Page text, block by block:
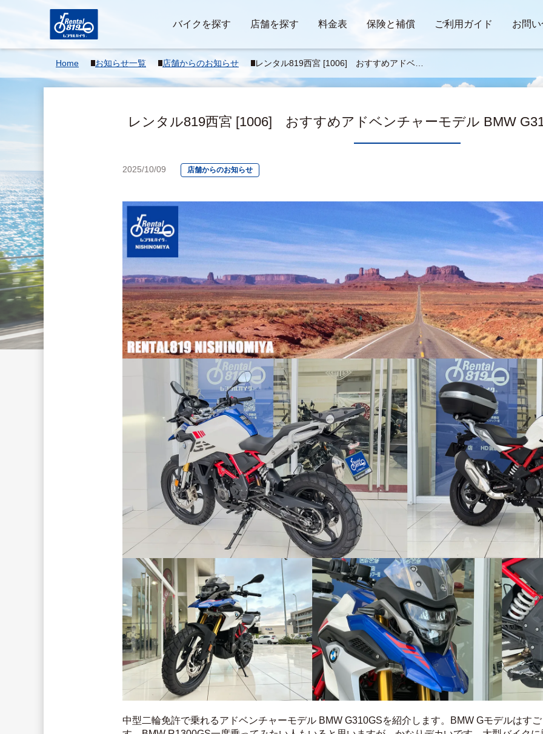
バイクを探す 店舗を探す 料金表 保険と補償 ご利用ガイド お問
Home お知らせ一覧 店舗からのお知らせ
レンタル819西宮 [1006] おすすめアドベン
チャーモデル BMW G310GS ■■■■■■■■■■
レンタル819西宮 [1006] おすすめアドベンチャーモデル BMW
2025/10/09 店舗からのお知らせ
中型二輪免許で乗れるアドベンチャーモデル BMW G310GSを紹介します。BMW Gモデルはす